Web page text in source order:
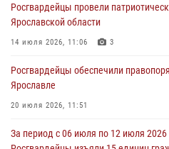
За период с 20 июля по 26 июля 2026
Росгвардейцы изъяли 41 единицу
нарушением законодательства
В региональном управлении
приуроченный к празднику Крещения
Росгвардейцы провели
Ярославской области
14 июля 2026, 11:06 3
Росгвардейцы обеспечили
Ярославле
20 июля 2026, 11:51
За период с 06 июля по 12 июля 2026